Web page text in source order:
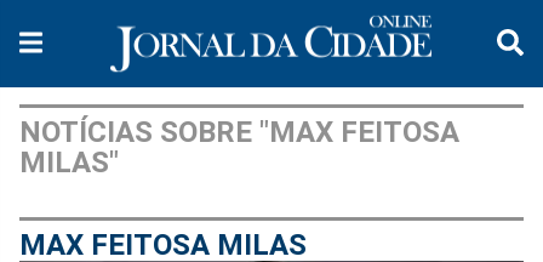
NOTÍCIAS SOBRE "MAX FEITOSA
MILAS"
MAX FEITOSA MILAS